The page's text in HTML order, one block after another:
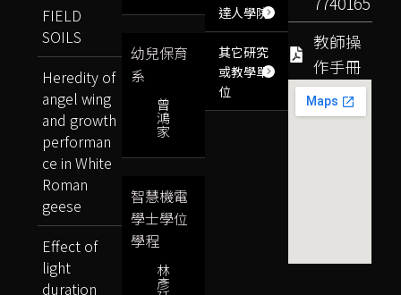
教師操
作手冊
達人學院
其它研究
或教學單
位
幼兒保育
系
曾
鴻
家
智慧機電
學士學位
學程
林
彥
FIELD
SOILS
Heredity of
angel wing
and growth
performan
ce in White
Roman
geese
Effect of
light
duration